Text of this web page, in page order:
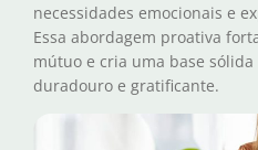
necessidades emocionais e
Essa abordagem proativa
mútuo e cria uma base
duradouro e gratificante.